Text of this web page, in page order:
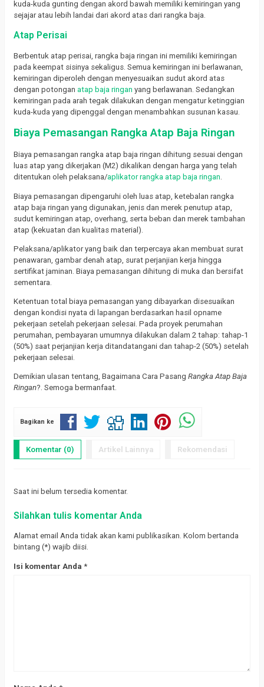
kuda-kuda gunting dengan akord bawah memiliki kemiringan yang
sejajar atau lebih landai dari akord atas dari rangka baja.
Atap Perisai
Berbentuk atap perisai, rangka baja ringan ini memiliki kemiringan
pada keempat sisinya sekaligus. Semua kemiringan ini berlawanan,
kemiringan diperoleh dengan menyesuaikan sudut akord atas
dengan potongan atap baja ringan yang berlawanan. Sedangkan
kemiringan pada arah tegak dilakukan dengan mengatur ketinggian
kuda-kuda yang dipenggal dengan menambahkan susunan kasau.
Biaya Pemasangan Rangka Atap Baja Ringan
Biaya pemasangan rangka atap baja ringan dihitung sesuai dengan
luas atap yang dikerjakan (M2) dikalikan dengan harga yang telah
ditentukan oleh pelaksana/aplikator rangka atap baja ringan.
Biaya pemasangan dipengaruhi oleh luas atap, ketebalan rangka
atap baja ringan yang digunakan, jenis dan merek penutup atap,
sudut kemiringan atap, overhang, serta beban dan merek tambahan
atap (kekuatan dan kualitas material).
Pelaksana/aplikator yang baik dan terpercaya akan membuat surat
penawaran, gambar denah atap, surat perjanjian kerja hingga
sertifikat jaminan. Biaya pemasangan dihitung di muka dan bersifat
sementara.
Ketentuan total biaya pemasangan yang dibayarkan disesuaikan
dengan kondisi nyata di lapangan berdasarkan hasil opname
pekerjaan setelah pekerjaan selesai. Pada proyek perumahan
perumahan, pembayaran umumnya dilakukan dalam 2 tahap: tahap-1
(50%) saat perjanjian kerja ditandatangani dan tahap-2 (50%) setelah
pekerjaan selesai.
Demikian ulasan tentang, Bagaimana Cara Pasang Rangka Atap Baja
Ringan?. Semoga bermanfaat.
Bagikan ke
Komentar (0) Artikel Lainnya Rekomendasi
Saat ini belum tersedia komentar.
Silahkan tulis komentar Anda
Alamat email Anda tidak akan kami publikasikan. Kolom bertanda
bintang (*) wajib diisi.
Isi komentar Anda *